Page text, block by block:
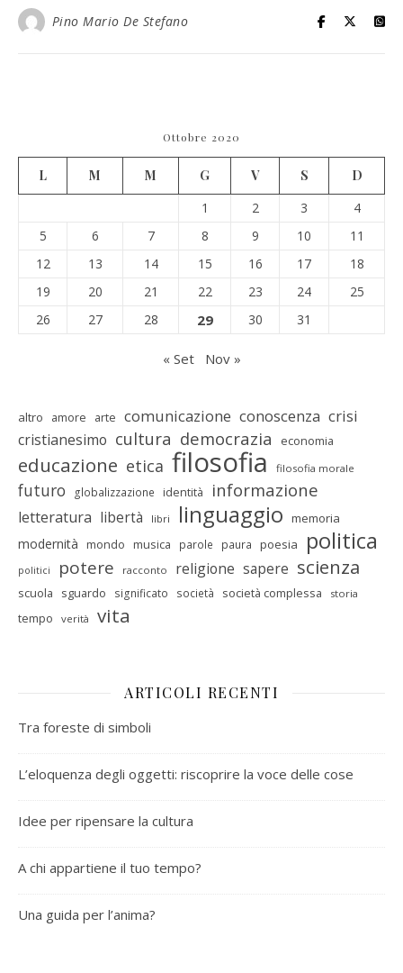
Pino Mario De Stefano
Ottobre 2020
L M M G V S
D
1
2 3
4
5
6 7 8 9 10
11
12
13 14 15 16 17
18
19
20 21 22 23 24
25
26
27 28 29 30 31
« Set Nov »
altro amore arte comunicazione conoscenza crisi
cristianesimo cultura democrazia economia
educazione etica filosofia filosofia morale
futuro globalizzazione identità informazione
letteratura libertà libri linguaggio memoria
modernità mondo musica parole paura poesia politica
politici potere racconto religione sapere scienza
scuola sguardo significato società società complessa storia
tempo verità vita
ARTICOLI RECENTI
Tra foreste di simboli
L’eloquenza degli oggetti: riscoprire la voce delle cose
Idee per ripensare la cultura
A chi appartiene il tuo tempo?
Una guida per l’anima?